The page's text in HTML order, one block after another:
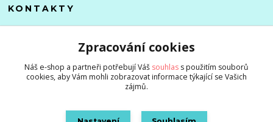
KONTAKTY
+420 705 976 386
info@zlevnenizbozi.cz
Zpracování cookies
Náš e-shop a partneři potřebují Váš souhlas s použitím souborů
cookies, aby Vám mohli zobrazovat informace týkající se Vašich
zájmů.